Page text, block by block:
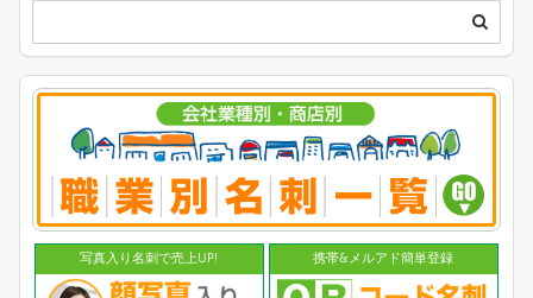
写真入り名刺で売上UP! 携帯&メルアド簡単登録